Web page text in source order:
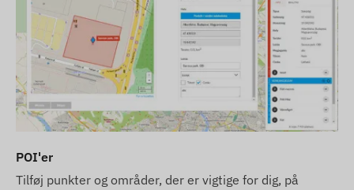
POI'er
Tilføj punkter og områder, der er vigtige for dig, på